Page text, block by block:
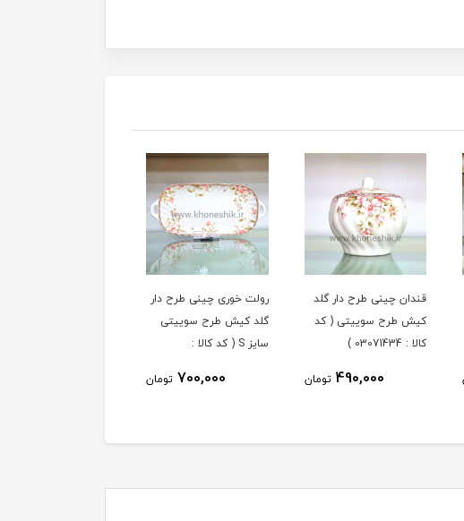
قندان چینی طرح دار گلد
کیش طرح سوییتی ( کد
کالا : 03071434 )
490,000 تومان
رولت خوری چینی طرح دار
گلد کیش طرح سوییتی
سایز S ( کد کالا :
700,000 تومان